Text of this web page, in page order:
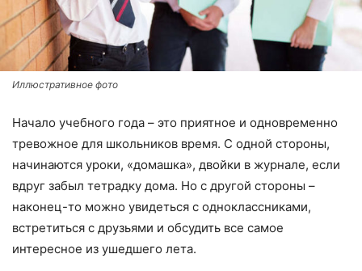
Иллюстративное фото
Начало учебного года – это приятное и одновременно
тревожное для школьников время. С одной стороны,
начинаются уроки, «домашка», двойки в журнале, если
вдруг забыл тетрадку дома. Но с другой стороны –
наконец-то можно увидеться с одноклассниками,
встретиться с друзьями и обсудить все самое
интересное из ушедшего лета.